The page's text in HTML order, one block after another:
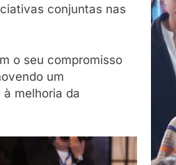
conjuntas nas
o seu compromisso
um
melhoria da